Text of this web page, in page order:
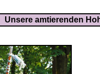
Unsere amtierenden